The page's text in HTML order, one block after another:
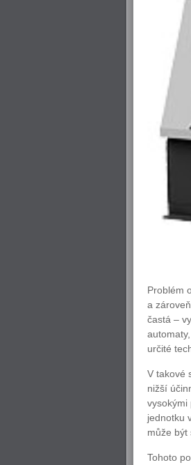
Problém
a
častá –
určité
V takové
nižší
vysokými
jednotku
může být
Tohoto